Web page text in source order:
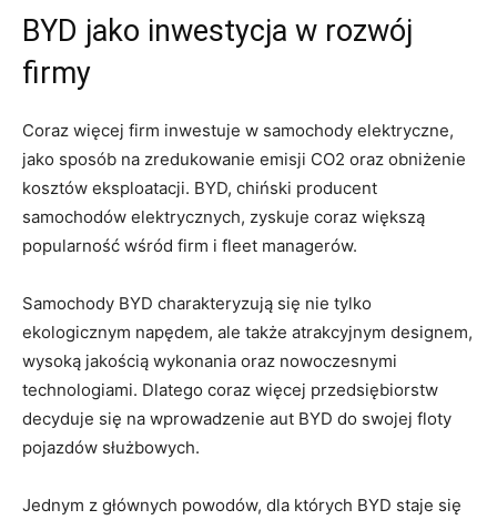
BYD jako inwestycja w rozwój
firmy
Coraz ⁢więcej firm inwestuje w ​samochody elektryczne,
jako sposób‍ na zredukowanie emisji CO2 oraz‌ obniżenie
kosztów eksploatacji. BYD, chiński ‍producent
samochodów elektrycznych, zyskuje​ coraz większą
popularność wśród⁤ firm i fleet ‌managerów.
Samochody BYD charakteryzują się nie tylko
ekologicznym⁢ napędem, ⁤ale ⁣także atrakcyjnym designem,
wysoką⁤ jakością wykonania oraz nowoczesnymi
⁣technologiami. ⁤Dlatego​ coraz więcej przedsiębiorstw
decyduje ⁣się na wprowadzenie aut BYD do swojej floty
pojazdów służbowych.
Jednym z głównych ⁢powodów, dla których BYD staje się